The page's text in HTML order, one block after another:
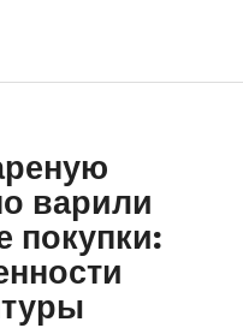
варили
покупки: